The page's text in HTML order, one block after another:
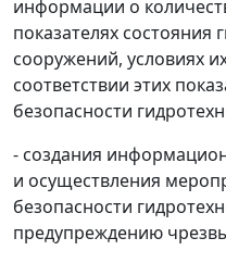
информации о
показателях состояния
сооружений, условиях
соответствии этих
безопасности
- создания
и осуществления
безопасности
предупреждению